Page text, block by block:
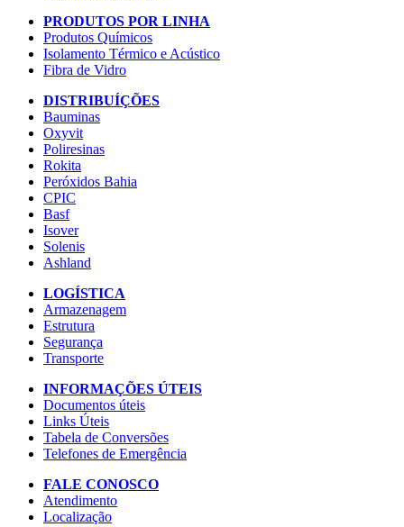
PRODUTOS POR LINHA
Produtos Químicos
Isolamento Térmico e Acústico
Fibra de Vidro
DISTRIBUÍÇÕES
Bauminas
Oxyvit
Poliresinas
Rokita
Peróxidos Bahia
CPIC
Basf
Isover
Solenis
Ashland
LOGÍSTICA
Armazenagem
Estrutura
Segurança
Transporte
INFORMAÇÕES ÚTEIS
Documentos úteis
Links Úteis
Tabela de Conversões
Telefones de Emergência
FALE CONOSCO
Atendimento
Localização